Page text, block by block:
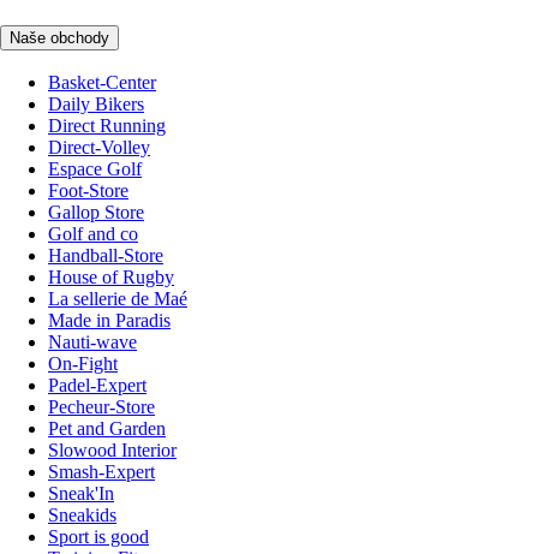
Naše obchody
Basket-Center
Daily Bikers
Direct Running
Direct-Volley
Espace Golf
Foot-Store
Gallop Store
Golf and co
Handball-Store
House of Rugby
La sellerie de Maé
Made in Paradis
Nauti-wave
On-Fight
Padel-Expert
Pecheur-Store
Pet and Garden
Slowood Interior
Smash-Expert
Sneak'In
Sneakids
Sport is good